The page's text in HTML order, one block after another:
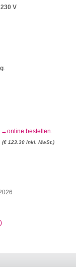
230 V
.
online bestellen.
(€ 123.30 inkl. MwSt.)